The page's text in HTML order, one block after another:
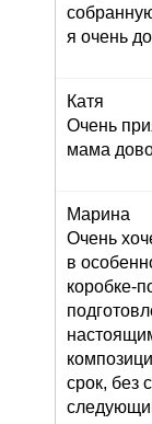
я очень
Катя
Очень
мама
Марина
Очень
в
коробке-
срок, без